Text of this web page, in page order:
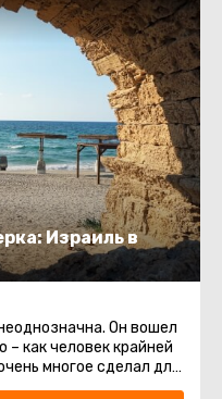
Израиль в
Он вошел
как человек крайней
многое сделал для